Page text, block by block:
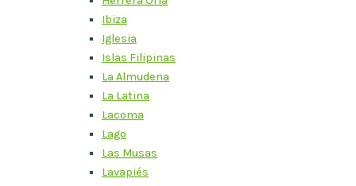
Ibiza
Iglesia
Islas Filipinas
La Almudena
La Latina
Lacoma
Lago
Las Musas
Lavapiés